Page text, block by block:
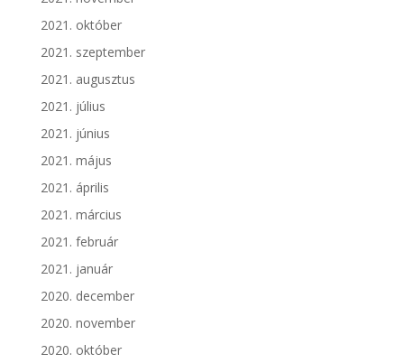
2021. október
2021. szeptember
2021. augusztus
2021. július
2021. június
2021. május
2021. április
2021. március
2021. február
2021. január
2020. december
2020. november
2020. október